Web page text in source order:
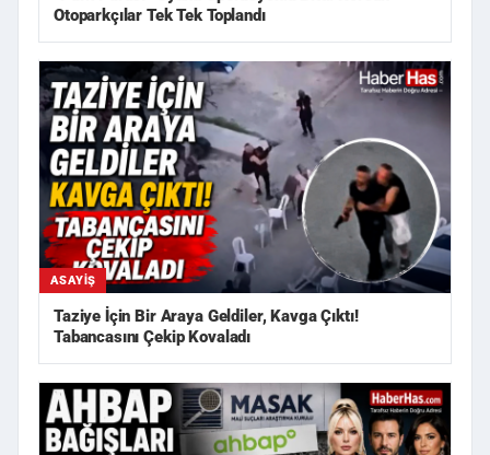
Otoparkçılar Tek Tek Toplandı
ASAYIŞ
Taziye İçin Bir Araya Geldiler, Kavga Çıktı!
Tabancasını Çekip Kovaladı